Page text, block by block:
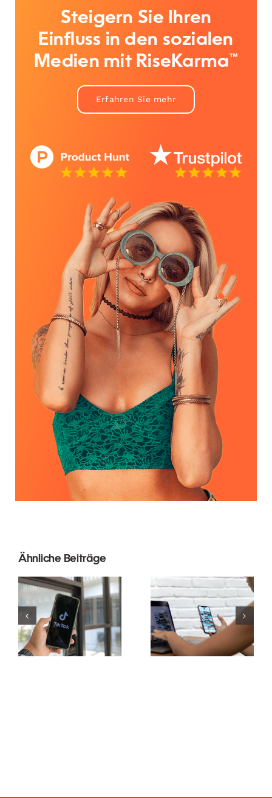
Steigern Sie Ihren
Einfluss in den sozialen
Medien mit RiseKarma™
Erfahren Sie mehr
Ähnliche Beiträge
Reichweite
maximieren:
Effektive
Cross-
Platform-
Posting-
Die 3 besten
Plattformen
für Ideen zu
Inhalten